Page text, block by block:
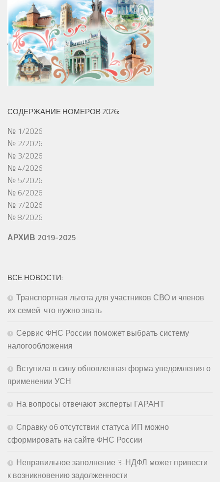
СОДЕРЖАНИЕ НОМЕРОВ 2026:
№ 1/2026
№ 2/2026
№ 3/2026
№ 4/2026
№ 5/2026
№ 6/2026
№ 7/2026
№ 8/2026
АРХИВ 2019-2025
ВСЕ НОВОСТИ:
Транспортная льгота для участников СВО и членов
их семей: что нужно знать
Сервис ФНС России поможет выбрать систему
налогообложения
Вступила в силу обновленная форма уведомления о
применении УСН
На вопросы отвечают эксперты ГАРАНТ
Справку об отсутствии статуса ИП можно
сформировать на сайте ФНС России
Неправильное заполнение 3-НДФЛ может привести
к возникновению задолженности